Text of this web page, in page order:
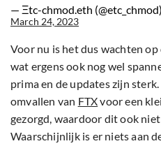
— Ξtc-chmod.eth (@etc_chmod)
March 24, 2023
Voor nu is het dus wachten
wat ergens ook nog wel
prima en de updates zijn
omvallen van FTXvoor een
gezorgd, waardoor dit ook
Waarschijnlijk is er niets aan